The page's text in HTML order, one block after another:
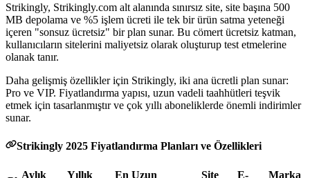
Strikingly, Strikingly.com alt alanında sınırsız site, site başına 500
MB depolama ve %5 işlem ücreti ile tek bir ürün satma yeteneği
içeren "sonsuz ücretsiz" bir plan sunar. Bu cömert ücretsiz katman,
kullanıcıların sitelerini maliyetsiz olarak oluşturup test etmelerine
olanak tanır.
Daha gelişmiş özellikler için Strikingly, iki ana ücretli plan sunar:
Pro ve VIP. Fiyatlandırma yapısı, uzun vadeli taahhütleri teşvik
etmek için tasarlanmıştır ve çok yıllı aboneliklerde önemli indirimler
sunar.
Strikingly 2025 Fiyatlandırma Planları ve Özellikleri
Aylık Yıllık En Uzun Site E- Marka